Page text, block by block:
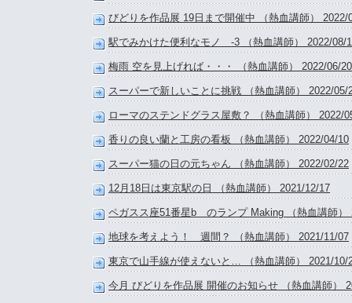
びどりを作品展 19日まで開催中 （熱血講師） 2022/
駅でみかけた便利なモノ -3 （熱血講師） 2022/08/
梅雨 空を見上げれば・・・ （熱血講師） 2022/06/20
スーパーで新しいことに挑戦 （熱血講師） 2022/05/
ローマのステンドグラス屋敷？ （熱血講師） 2022/
香りの良い蘭と工房の看板 （熱血講師） 2022/04/10
スーパー猫の日の元ちゃん （熱血講師） 2022/02/22
12月18日は東京駅の日 （熱血講師） 2021/12/17
ペガスス座51番星b のランプ Making （熱血講師）
地球を考えよう！ 週間？ （熱血講師） 2021/11/07
東京で山手線が使えないと… （熱血講師） 2021/10/
今月 びどりを作品展 開催のお知らせ （熱血講師）